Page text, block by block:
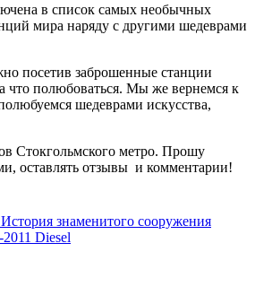
в список самых необычных
мира наряду с другими шедеврами
посетив заброшенные станции
что полюбоваться. Мы же вернемся к
шедеврами искусства,
Стокгольмского метро. Прошу
оставлять отзывы и комментарии!
знаменитого сооружения
Diesel